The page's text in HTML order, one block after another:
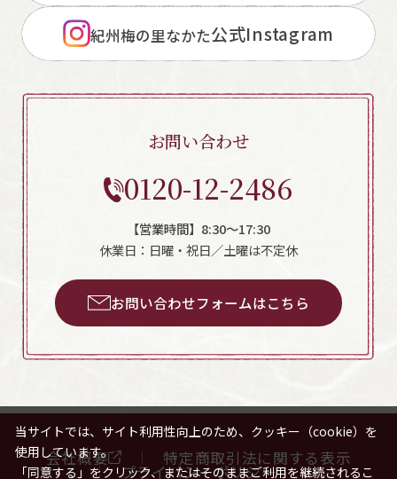
紀州梅の里なかた公式Instagram
お問い合わせ
0120-12-2486
【営業時間】8:30～17:30
休業日：日曜・祝日／土曜は不定休
お問い合わせフォームはこちら
会社概要 特定商取引法に関する表示
プライバシーポリシー
当サイトでは、サイト利用性向上のため、クッキー（cookie）を
使用しています。
「同意する」をクリック、またはそのままご利用を継続されるこ